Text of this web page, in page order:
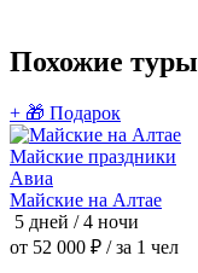
Похожие туры
+ 🎁 Подарок
Майские праздники
Авиа
Майские на Алтае
5 дней / 4 ночи
от 52 000 ₽ / за 1 чел